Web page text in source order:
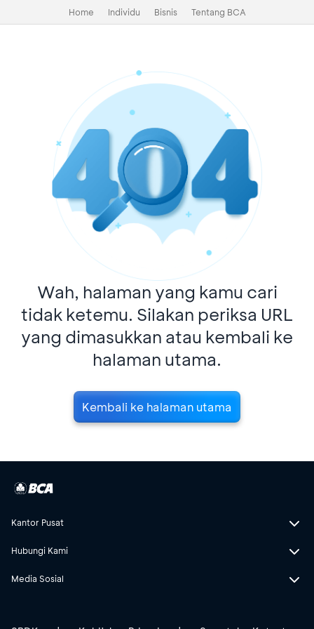
Home Individu Bisnis Tentang BCA
Wah, halaman yang kamu cari
tidak ketemu. Silakan periksa URL
yang dimasukkan atau kembali ke
halaman utama.
Kembali ke halaman utama
Kantor Pusat
Hubungi Kami
Media Sosial